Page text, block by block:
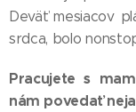
Deväť mesiacov
srdca, bolo
Pracujete s
nám povedať